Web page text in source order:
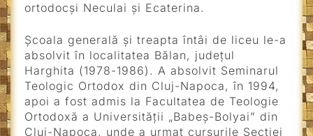
ortodocşi Neculai şi Ecaterina.
Şcoala generală şi treapta întâi de liceu le-a
absolvit în localitatea Bălan, judeţul
Harghita (1978-1986). A absolvit Seminarul
Teologic Ortodox din Cluj-Napoca, în 1994,
apoi a fost admis la Facultatea de Teologie
Ortodoxă a Universităţii „Babeş-Bolyai” din
Cluj-Napoca, unde a urmat cursurile Secţiei